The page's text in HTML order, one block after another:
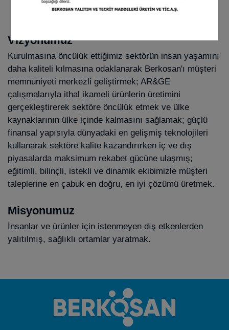
Vizyonumuz
Kurulmasına öncülük ettiğimiz sektörün insan yaşamını
daha kaliteli kılmasına odaklanarak Berkosan'ı müşteri
memnuniyeti merkezli geliştirmek; AR&GE
çalışmalarıyla ithal ikameli ürünlerin üretimini
gerçekleştirerek sektöre öncülük etmek ve ülke
kaynaklarının ülke içinde kalmasını sağlamak; güçlü
finansal yapısıyla dünyadaki en gelişmiş teknolojileri
kullanarak sektöre kalite kazandırırken iç ve dış
piyasalarda maksimum rekabet gücüne ulaşmış;
eğitimli, bilinçli, istekli ve dinamik ekibimizle müşteri
taleplerine en çabuk en doğru, en iyi çözümü üretmek.
Misyonumuz
İnsanlar ve ürünler için istenmeyen dış etkenlerden
yalıtılmış, sağlıklı ortamlar yaratmak.